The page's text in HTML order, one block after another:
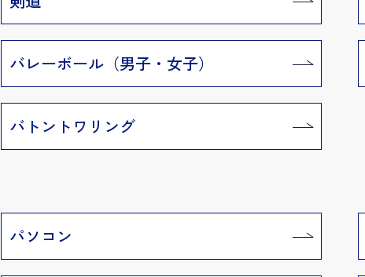
バレーボール（男子・女子）
バトントワリング
パソコン